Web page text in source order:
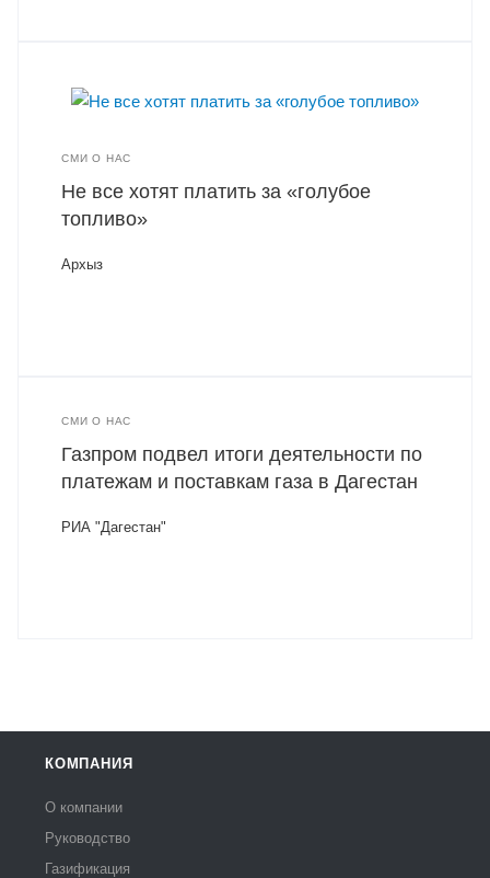
СМИ О НАС
Не все хотят платить за «голубое
топливо»
Архыз
СМИ О НАС
Газпром подвел итоги деятельности по
платежам и поставкам газа в Дагестан
РИА "Дагестан"
КОМПАНИЯ
О компании
Руководство
Газификация